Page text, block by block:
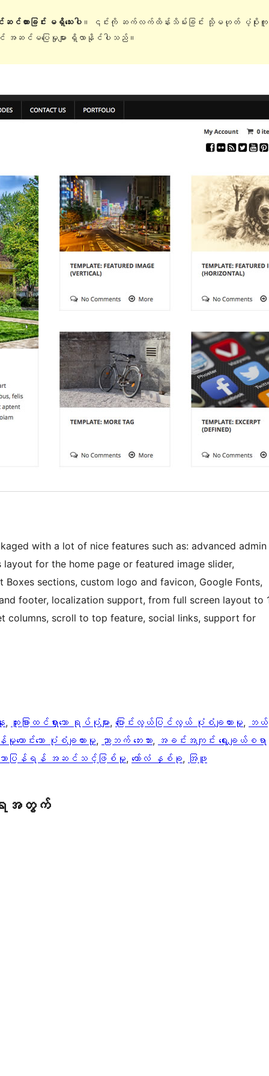
ထားခြင်း မရှိသေးပါ။ ၎င်းကို ဆက်လက်ထိန်းသိမ်းခြင်း သို့မဟုတ် ပံ့ပိုးကူ
အဆင်မပြေမှုများ ရှိလာနိုင်ပါသည်။
with a lot of nice features such as: advanced admin
for the home page or featured image slider,
sections, custom logo and favicon, Google Fonts,
footer, localization support, from full screen layout to
scroll to top feature, social links, support for
, ထူးခြားထင်ရှားသော ရုပ်ပုံများ, ပြောင်းလွယ်ပြင်လွယ် ပုံစံချထားမှု, ဘယ်
ကောင်းသော ပုံစံချထားမှု, ညာဘက် ဘေးဘား, အခင်းအကျင်း ရွေးချယ်စရာ
သာပြန်ရန် အဆင်သင့်ဖြစ်မှု, ကော်လံ နှစ်ခု, အြဖူ
ေအတွက်